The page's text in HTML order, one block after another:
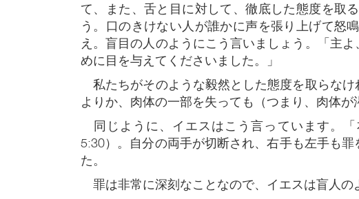
て、また、舌と目に対して、徹底した態度を取
う。口のきけない人が誰かに声を張り上げて怒
え。盲目の人のようにこう言いましょう。「主
めに目を与えてくださいました。」
私たちがそのような毅然とした態度を取らな
よりか、肉体の一部を失っても（つまり、肉体
同じように、イエスはこう言っています。
5:30）。自分の両手が切断され、右手も左手も
た。
罪は非常に深刻なことなので、イエスは盲人の